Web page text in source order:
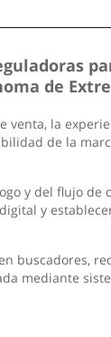
de
la
de la
y del flujo de
y
buscadores,
mediante